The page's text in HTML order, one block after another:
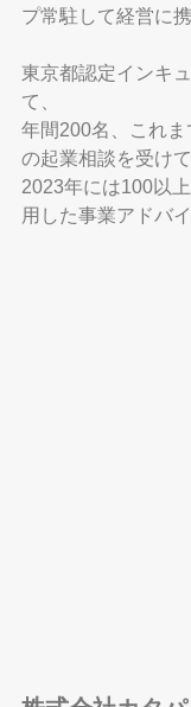
プ常駐して経営に携
東京都認定インキ
て、
年間200名、これ
の起業相談を受けて
2023年には100以
用した事業アドバ